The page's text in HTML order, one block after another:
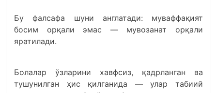
Бу фалсафа шуни англатади: муваффақият
босим орқали эмас — мувозанат орқали
яратилади.
Болалар ўзларини хавфсиз, қадрланган ва
тушунилган ҳис қилганида — улар табиий